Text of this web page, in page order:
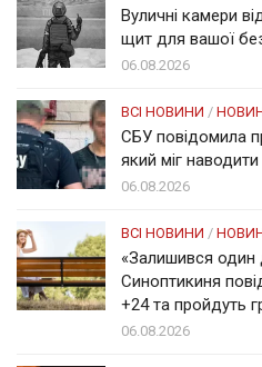
Вуличні камери
щит для вашої
06.08.2026
ВСІ НОВИНИ /
СБУ повідомила
який міг
06.08.2026
ВСІ НОВИНИ /
«Залишився один
Синоптикиня
+24 та пройдуть
06.08.2026